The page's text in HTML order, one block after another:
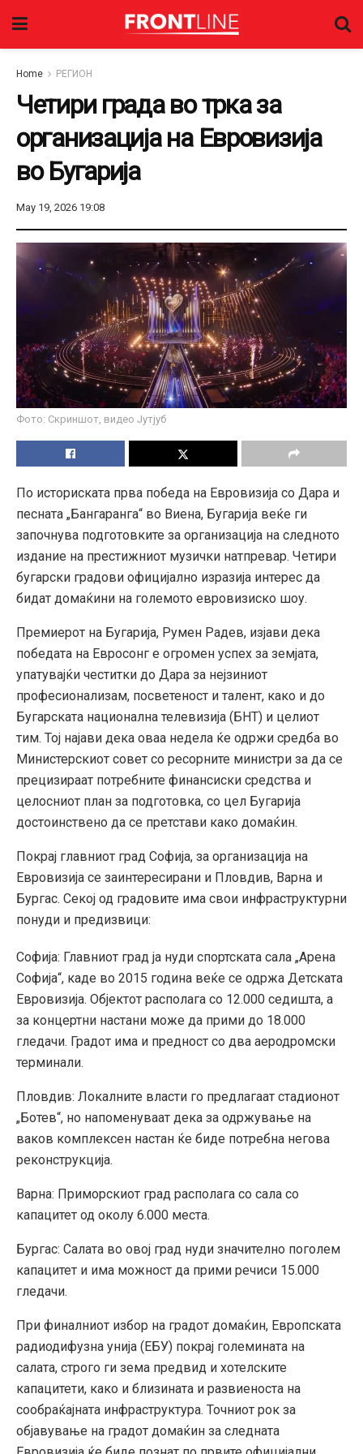
Home РЕГИОН
Четири града во трка за
организација на Евровизија
во Бугарија
May 19, 2026 19:08
Фото: Скриншот, видео Јутјуб
По историската прва победа на Евровизија со Дара и
песната „Бангаранга“ во Виена, Бугарија веќе ги
започнува подготовките за организација на следното
издание на престижниот музички натпревар. Четири
бугарски градови официјално изразија интерес да
бидат домаќини на големото евровизиско шоу.
Премиерот на Бугарија, Румен Радев, изјави дека
победата на Евросонг е огромен успех за земјата,
упатувајќи честитки до Дара за нејзиниот
професионализам, посветеност и талент, како и до
Бугарската национална телевизија (БНТ) и целиот
тим. Тој најави дека оваа недела ќе одржи средба во
Министерскиот совет со ресорните министри за да се
прецизираат потребните финансиски средства и
целосниот план за подготовка, со цел Бугарија
достоинствено да се претстави како домаќин.
Покрај главниот град Софија, за организација на
Евровизија се заинтересирани и Пловдив, Варна и
Бургас. Секој од градовите има свои инфраструктурни
понуди и предизвици:
Софија: Главниот град ја нуди спортската сала „Арена
Софија“, каде во 2015 година веќе се одржа Детската
Евровизија. Објектот располага со 12.000 седишта, а
за концертни настани може да прими до 18.000
гледачи. Градот има и предност со два аеродромски
терминали.
Пловдив: Локалните власти го предлагаат стадионот
„Ботев“, но напоменуваат дека за одржување на
ваков комплексен настан ќе биде потребна негова
реконструкција.
Варна: Приморскиот град располага со сала со
капацитет од околу 6.000 места.
Бургас: Салата во овој град нуди значително поголем
капацитет и има можност да прими речиси 15.000
гледачи.
При финалниот избор на градот домаќин, Европската
радиодифузна унија (ЕБУ) покрај големината на
салата, строго ги зема предвид и хотелските
капацитети, како и близината и развиеноста на
сообраќајната инфраструктура. Точниот рок за
објавување на градот домаќин за следната